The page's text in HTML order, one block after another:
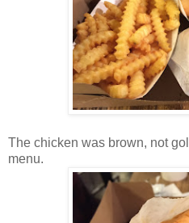
The chicken was brown, not
menu.